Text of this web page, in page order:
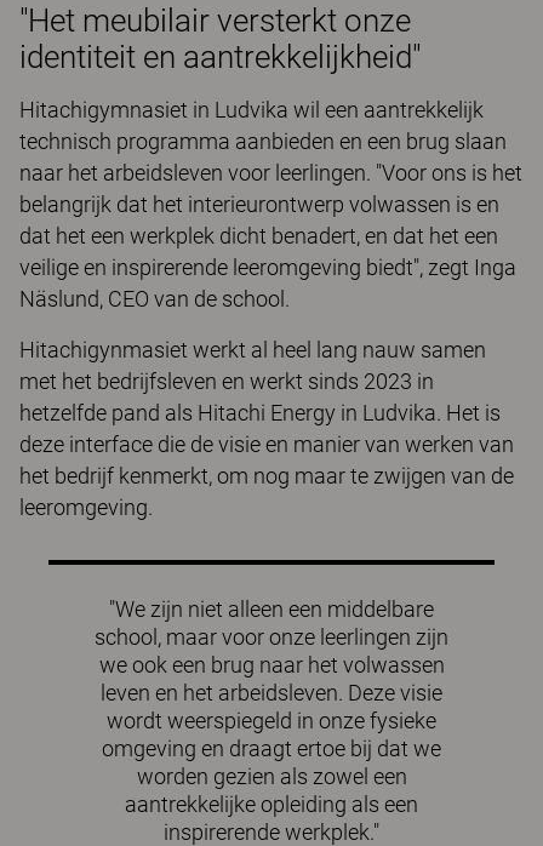
"Het meubilair versterkt onze
identiteit en aantrekkelijkheid"
Hitachigymnasiet in Ludvika wil een aantrekkelijk
technisch programma aanbieden en een brug slaan
naar het arbeidsleven voor leerlingen. "Voor ons is het
belangrijk dat het interieurontwerp volwassen is en
dat het een werkplek dicht benadert, en dat het een
veilige en inspirerende leeromgeving biedt", zegt Inga
Näslund, CEO van de school.
Hitachigynmasiet werkt al heel lang nauw samen
met het bedrijfsleven en werkt sinds 2023 in
hetzelfde pand als Hitachi Energy in Ludvika. Het is
deze interface die de visie en manier van werken van
het bedrijf kenmerkt, om nog maar te zwijgen van de
leeromgeving.
"We zijn niet alleen een middelbare
school, maar voor onze leerlingen zijn
we ook een brug naar het volwassen
leven en het arbeidsleven. Deze visie
wordt weerspiegeld in onze fysieke
omgeving en draagt ertoe bij dat we
worden gezien als zowel een
aantrekkelijke opleiding als een
inspirerende werkplek."